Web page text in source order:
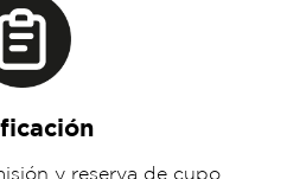
y reserva de cupo.